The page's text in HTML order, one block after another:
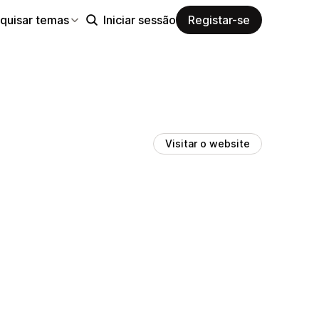
temas Iniciar sessão Registar-se
Visitar o website